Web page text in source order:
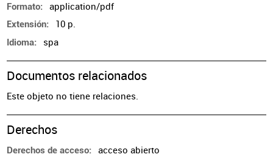
Formato application/pdf
Extensión 10 p.
Idioma spa
Documentos relacionados
Este objeto no tiene relaciones.
Derechos
Derechos de acceso acceso abierto